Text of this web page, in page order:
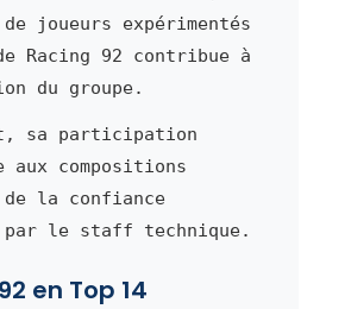
de joueurs expérimentés
Racing 92 contribue à
du groupe.
sa participation
aux compositions
de la confiance
par le staff technique.
en Top 14